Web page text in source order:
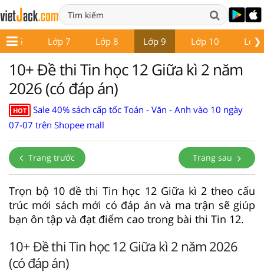
❯
Lớp 6 Lớp 7 Lớp 8 Lớp 9 Lớp 10 Lớp
10+ Đề thi Tin học 12 Giữa kì 2 năm
2026 (có đáp án)
HOT
Sale 40% sách cấp tốc Toán - Văn - Anh vào 10 ngày
07-07 trên Shopee mall
Trang trước Trang sau
Trọn bộ 10 đề thi Tin học 12 Giữa kì 2 theo cấu
trúc mới sách mới có đáp án và ma trận sẽ giúp
bạn ôn tập và đạt điểm cao trong bài thi Tin 12.
10+ Đề thi Tin học 12 Giữa kì 2 năm 2026
(có đáp án)